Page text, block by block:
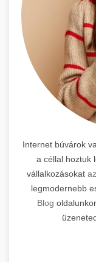
Internet búvárok
a céllal hoztuk
vállalkozásokat
legmodernebb
Blog